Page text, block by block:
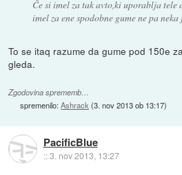
Če si imel za tak avto,ki uporablja tele
imel za ene spodobne gume ne pa
To se itaq razume da gume pod 150e
gleda.
Zgodovina sprememb…
spremenilo:Ashrack (3. nov 2013 ob 13:17)
PacificBlue
::3. nov 2013, 13:27